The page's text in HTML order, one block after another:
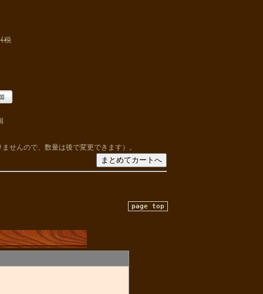
税
せんので、数量は後で変更できます）。
page top